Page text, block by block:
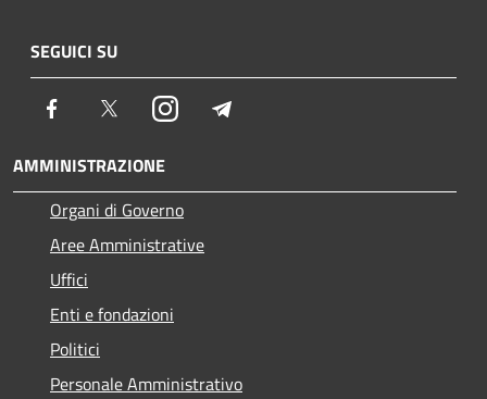
SEGUICI SU
Facebook TwitterInstagram
AMMINISTRAZIONE
Organi di Governo
Aree Amministrative
Uffici
Enti e fondazioni
Politici
Personale Amministrativo